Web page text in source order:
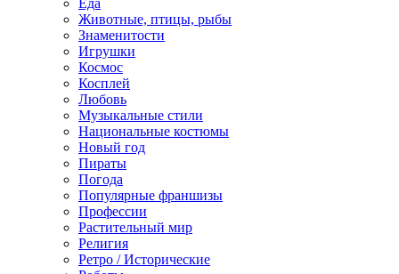
Еда
Животные, птицы, рыбы
Знаменитости
Игрушки
Космос
Косплей
Любовь
Музыкальные стили
Национальные костюмы
Новый год
Пираты
Погода
Популярные франшизы
Профессии
Растительный мир
Религия
Ретро / Исторические